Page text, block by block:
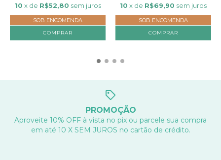
10 x de R$52,80 sem juros
SOB ENCOMENDA
COMPRAR
10 x de R$69,90 sem juros
SOB ENCOMENDA
COMPRAR
PROMOÇÃO
Aproveite 10% OFF à vista no pix ou parcele sua compra
em até 10 X SEM JUROS no cartão de crédito.